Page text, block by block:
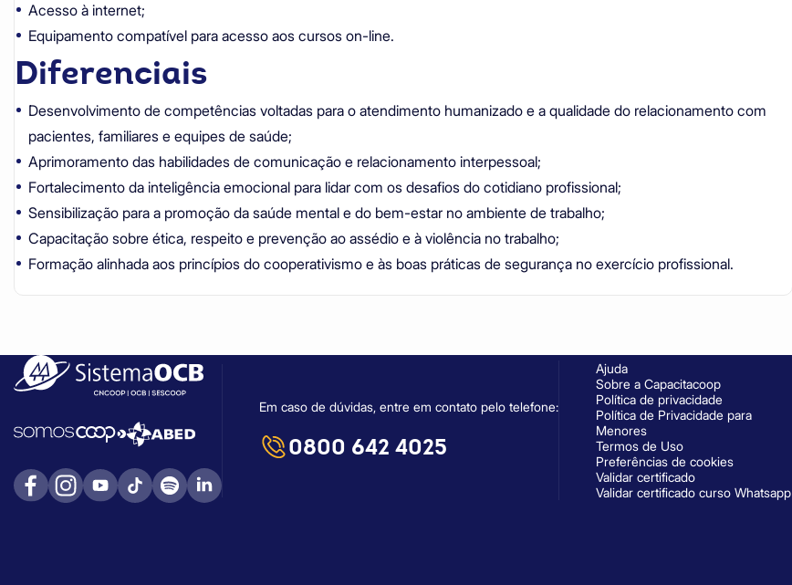
Acesso à internet;
Equipamento compatível para acesso aos cursos on-line.
Diferenciais
Desenvolvimento de competências voltadas para o atendimento humanizado e a qualidade do relacionamento com
pacientes, familiares e equipes de saúde;
Aprimoramento das habilidades de comunicação e relacionamento interpessoal;
Fortalecimento da inteligência emocional para lidar com os desafios do cotidiano profissional;
Sensibilização para a promoção da saúde mental e do bem-estar no ambiente de trabalho;
Capacitação sobre ética, respeito e prevenção ao assédio e à violência no trabalho;
Formação alinhada aos princípios do cooperativismo e às boas práticas de segurança no exercício profissional.
Em caso de dúvidas, entre em contato pelo telefone:
0800 642 4025
Ajuda
Sobre a Capacitacoop
Política de privacidade
Política de Privacidade para
Menores
Termos de Uso
Preferências de cookies
Validar certificado
Validar certificado curso Whatsapp